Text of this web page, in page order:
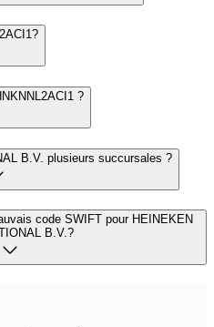
?
B.V. plusieurs succursales ?
code SWIFT pour HEINEKEN
B.V.?